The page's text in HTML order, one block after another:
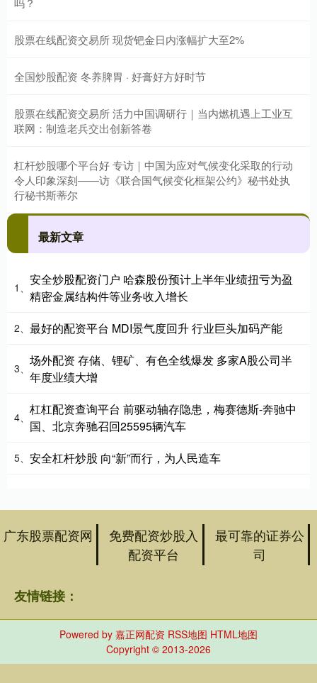
股票在线配资交易所 现货钯金日内涨幅扩大至2%
全国炒股配资 冬养脾胃 · 好膏好方好时节
股票在线配资交易所 活力中国调研行｜当内燃机遇上工业互
联网：制造老兵交出创新答卷
杠杆炒股哪个平台好 专访｜中国为应对气候变化采取的行动
令人印象深刻——访《联合国气候变化框架公约》秘书处执
行秘书斯蒂尔
最新文章
1、
安全炒股配资门户 哈森股份预计上半年业绩扭亏为盈
精密金属结构件等业务收入增长
2、 最好的配资平台 MDI景气度回升 行业巨头加码产能
3、
场外配资 存储、锂矿、有色全线爆发 多家A股公司半
年度业绩大增
4、
杠杠配资查询平台 前驱动轴存隐患，梅赛德斯-奔驰中
国、北京奔驰召回25595辆汽车
5、 安全杠杆炒股 向“新”而行，为人民造车
广东股票配资网
免费配资炒股入
配资平台
最可靠的证券公
司
友情链接：
Powered by 嘉正网配资 RSS地图 HTML地图
Copyright © 2013-2026